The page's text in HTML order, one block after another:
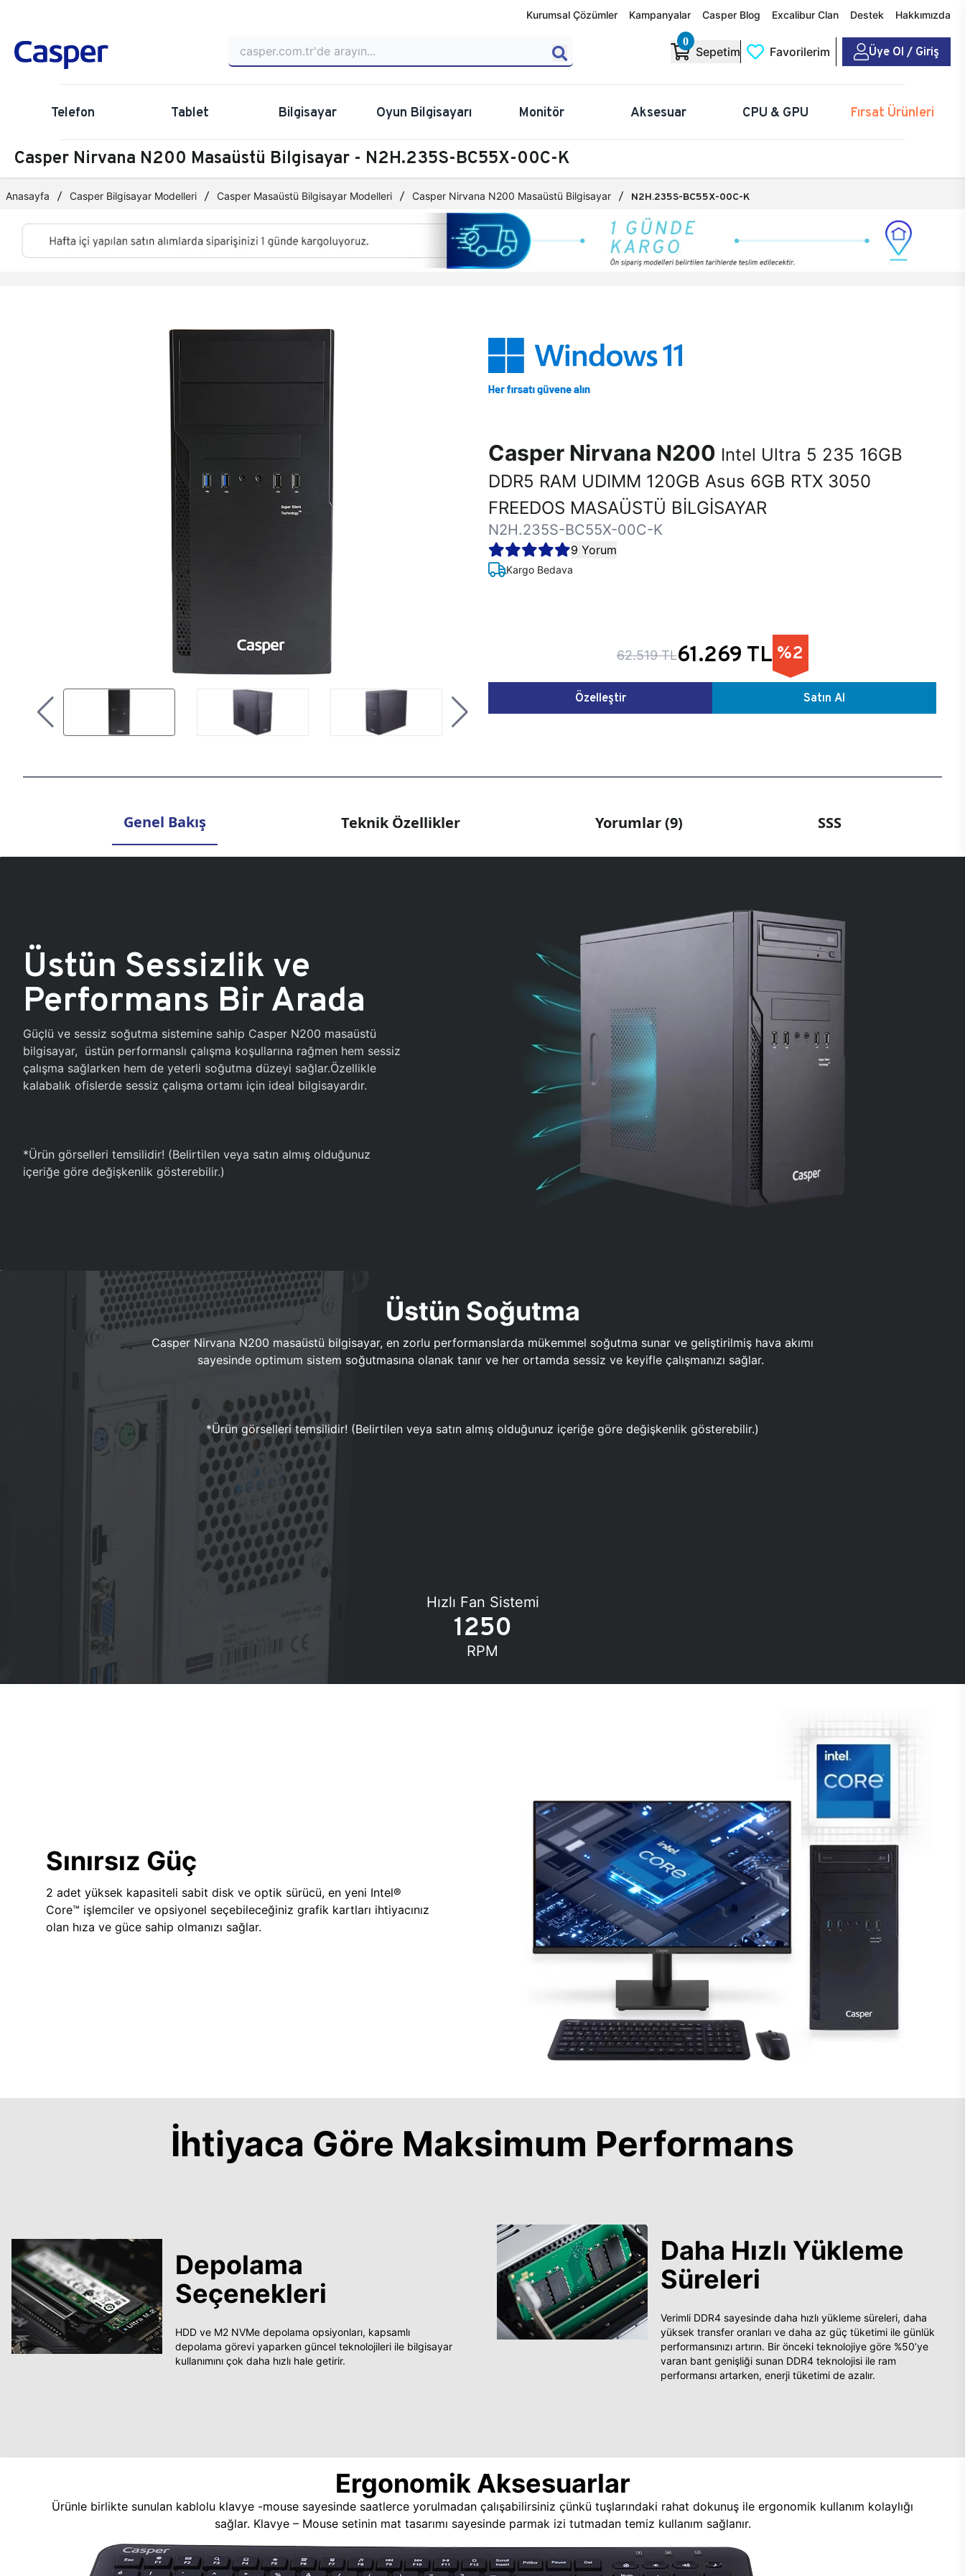
Kurumsal Çözümler Kampanyalar Casper Blog Excalibur Clan Destek Hakkımızda
0
Sepetim Favorilerim Üye Ol / Giriş
Telefon Tablet Bilgisayar Oyun Bilgisayarı Monitör Aksesuar CPU & GPU Fırsat Ürünleri
Casper Nirvana N200 Masaüstü Bilgisayar - N2H.235S-BC55X-00C-K
Anasayfa Casper Bilgisayar Modelleri Casper Masaüstü Bilgisayar Modelleri Casper Nirvana N200 Masaüstü Bilgisayar N2H.235S-BC55X-00C-K
Casper Nirvana N200 Intel Ultra 5 235 16GB
DDR5 RAM UDIMM 120GB Asus 6GB RTX 3050
FREEDOS MASAÜSTÜ BİLGİSAYAR
N2H.235S-BC55X-00C-K
9 Yorum
Kargo Bedava
62.519 TL61.269 TL %2
Özelleştir Satın Al
Genel Bakış Teknik Özellikler Yorumlar (9) SSS
Üstün Sessizlik ve
Performans Bir Arada
Güçlü ve sessiz soğutma sistemine sahip Casper N200 masaüstü
bilgisayar, üstün performanslı çalışma koşullarına rağmen hem sessiz
çalışma sağlarken hem de yeterli soğutma düzeyi sağlar.Özellikle
kalabalık ofislerde sessiz çalışma ortamı için ideal bilgisayardır.
*Ürün görselleri temsilidir! (Belirtilen veya satın almış olduğunuz
içeriğe göre değişkenlik gösterebilir.)
Üstün Soğutma
Casper Nirvana N200 masaüstü bilgisayar, en zorlu performanslarda mükemmel soğutma sunar ve geliştirilmiş hava akımı
sayesinde optimum sistem soğutmasına olanak tanır ve her ortamda sessiz ve keyifle çalışmanızı sağlar.
*Ürün görselleri temsilidir! (Belirtilen veya satın almış olduğunuz içeriğe göre değişkenlik gösterebilir.)
Hızlı Fan Sistemi
1250
RPM
Sınırsız Güç
2 adet yüksek kapasiteli sabit disk ve optik sürücü, en yeni Intel®
Core™ işlemciler ve opsiyonel seçebileceğiniz grafik kartları ihtiyacınız
olan hıza ve güce sahip olmanızı sağlar.
İhtiyaca Göre Maksimum Performans
Depolama
Seçenekleri
HDD ve M2 NVMe depolama opsiyonları, kapsamlı
depolama görevi yaparken güncel teknolojileri ile bilgisayar
kullanımını çok daha hızlı hale getirir.
Daha Hızlı Yükleme
Süreleri
Verimli DDR4 sayesinde daha hızlı yükleme süreleri, daha
yüksek transfer oranları ve daha az güç tüketimi ile günlük
performansınızı artırın. Bir önceki teknolojiye göre %50’ye
varan bant genişliği sunan DDR4 teknolojisi ile ram
performansı artarken, enerji tüketimi de azalır.
Ergonomik Aksesuarlar
Ürünle birlikte sunulan kablolu klavye -mouse sayesinde saatlerce yorulmadan çalışabilirsiniz çünkü tuşlarındaki rahat dokunuş ile ergonomik kullanım kolaylığı
sağlar. Klavye – Mouse setinin mat tasarımı sayesinde parmak izi tutmadan temiz kullanım sağlanır.